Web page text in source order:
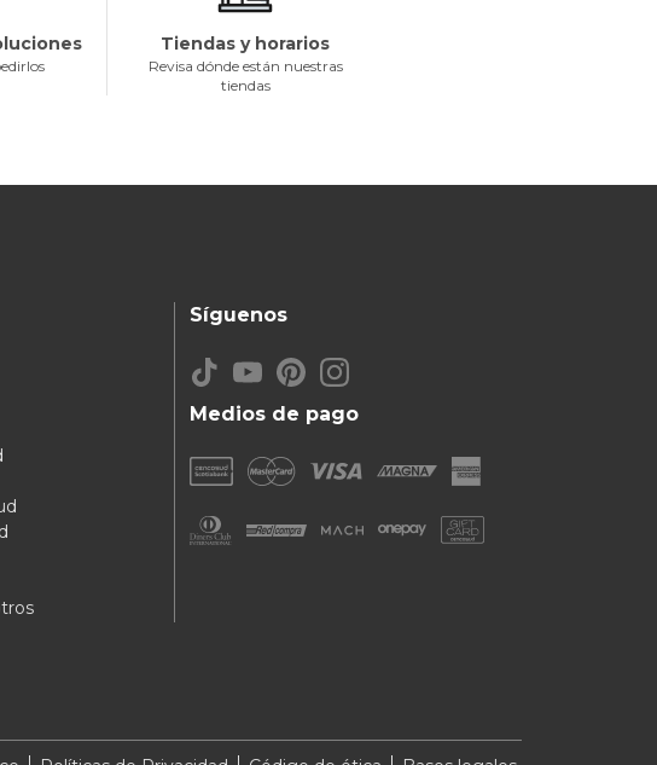
Tiendas y horarios
Revisa dónde están nuestras
tiendas
Medios de pago
Síguenos